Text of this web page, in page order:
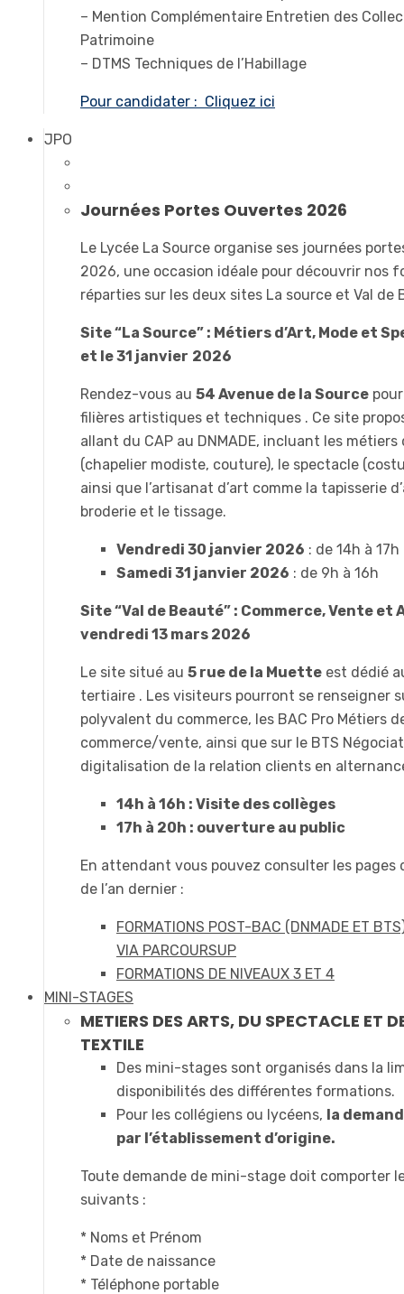
– Mention Complémentaire Entretien des
Patrimoine
– DTMS Techniques de l’Habillage
Pour candidater : Cliquez ici
JPO
Journées Portes Ouvertes 2026
Le Lycée La Source organise ses journées
2026, une occasion idéale pour découvrir nos
réparties sur les deux sites La source et Val de
Site “La Source” : Métiers d’Art, Mode et
et le 31 janvier 2026
Rendez-vous au 54 Avenue de la Source
filières artistiques et techniques . Ce site
allant du CAP au DNMADE, incluant les métiers
(chapelier modiste, couture), le spectacle
ainsi que l’artisanat d’art comme la tapisserie
broderie et le tissage.
Vendredi 30 janvier 2026 : de 14h à 17h
Samedi 31 janvier 2026 : de 9h à 16h
Site “Val de Beauté” : Commerce, Vente et
vendredi 13 mars 2026
Le site situé au 5 rue de la Muette est dédié
tertiaire . Les visiteurs pourront se renseigner
polyvalent du commerce, les BAC Pro Métiers
commerce/vente, ainsi que sur le BTS
digitalisation de la relation clients en
14h à 16h : Visite des collèges
17h à 20h : ouverture au public
En attendant vous pouvez consulter les pages
de l’an dernier :
FORMATIONS POST-BAC (DNMADE ET
VIA PARCOURSUP
FORMATIONS DE NIVEAUX 3 ET 4
MINI-STAGES
METIERS DES ARTS, DU SPECTACLE ET
TEXTILE
Des mini-stages sont organisés dans la
disponibilités des différentes formations.
Pour les collégiens ou lycéens, la
par l’établissement d’origine.
Toute demande de mini-stage doit comporter
suivants :
* Noms et Prénom
* Date de naissance
* Téléphone portable